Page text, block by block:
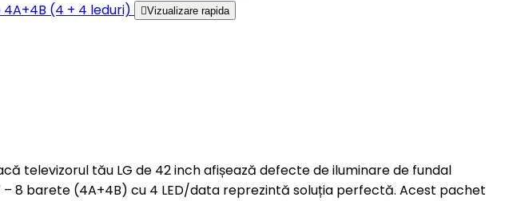
Vizualizare rapida
televizorul tău LG de 42 inch afișează defecte de iluminare de fundal
– 8 barete (4A+4B) cu 4 LED/data reprezintă soluția perfectă. Acest pachet